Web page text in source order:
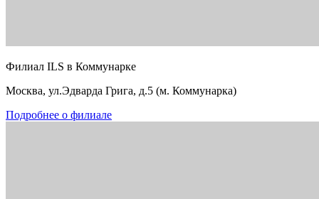
Филиал ILS в Коммунарке
Москва, ул.Эдварда Грига, д.5 (м. Коммунарка)
Подробнее о филиале